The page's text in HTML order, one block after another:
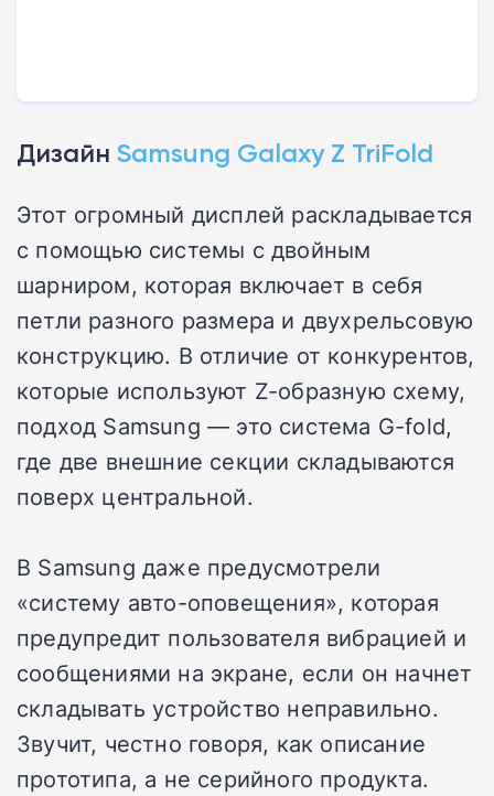
Дизайн Samsung Galaxy Z TriFold
Этот огромный дисплей раскладывается
с помощью системы с двойным
шарниром, которая включает в себя
петли разного размера и двухрельсовую
конструкцию. В отличие от конкурентов,
которые используют Z-образную схему,
подход Samsung — это система G-fold,
где две внешние секции складываются
поверх центральной.
В Samsung даже предусмотрели
«систему авто-оповещения», которая
предупредит пользователя вибрацией и
сообщениями на экране, если он начнет
складывать устройство неправильно.
Звучит, честно говоря, как описание
прототипа, а не серийного продукта.